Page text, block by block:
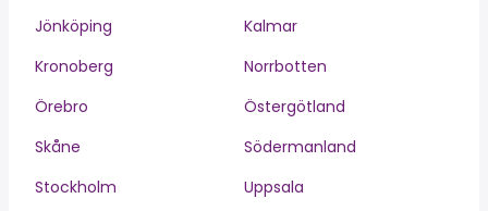
Jönköping
Kalmar
Kronoberg
Norrbotten
Örebro
Östergötland
Skåne
Södermanland
Stockholm
Uppsala